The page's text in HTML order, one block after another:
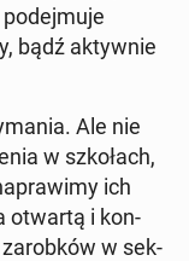
bądź ak­tyw­nie
Ale nie
w szko­łach,
ich
otwartą i kon­
w sek­